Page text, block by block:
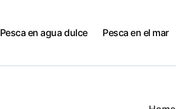
Pesca en agua dulce Pesca en el mar